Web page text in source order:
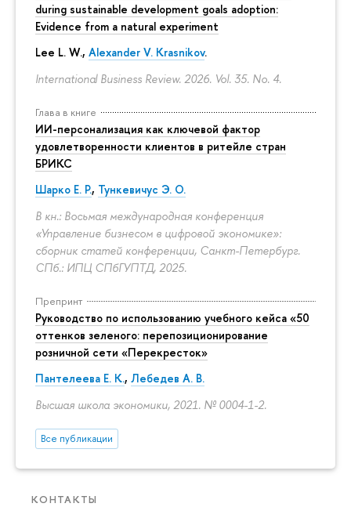
during sustainable development goals adoption:
Evidence from a natural experiment
Lee L. W., Alexander V. Krasnikov.
International Business Review. 2026. Vol. 35. No. 4.
Глава в книге
ИИ-персонализация как ключевой фактор
удовлетворенности клиентов в ритейле стран
БРИКС
Шарко Е. Р., Тункевичус Э. О.
В кн.: Восьмая международная конференция
«Управление бизнесом в цифровой экономике»:
сборник статей конференции, Санкт-Петербург.
СПб.: ИПЦ СПбГУПТД, 2025.
Препринт
Руководство по использованию учебного кейса «50
оттенков зеленого: перепозиционирование
розничной сети «Перекресток»
Пантелеева Е. К., Лебедев А. В.
Высшая школа экономики, 2021. № 0004-1-2.
Все публикации
КОНТАКТЫ